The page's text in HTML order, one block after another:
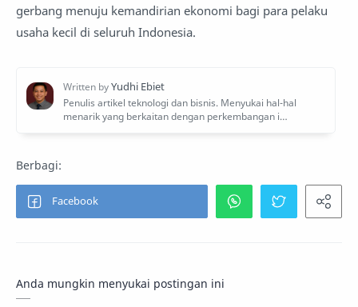
gerbang menuju kemandirian ekonomi bagi para pelaku
usaha kecil di seluruh Indonesia.
Anda mungkin menyukai postingan ini